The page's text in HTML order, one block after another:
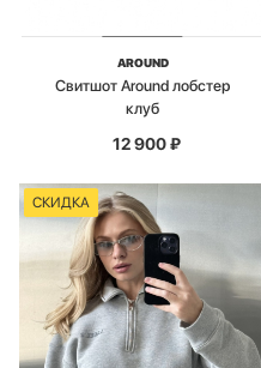
AROUND
Свитшот Around лобстер
клуб
12 900₽
СКИДКА